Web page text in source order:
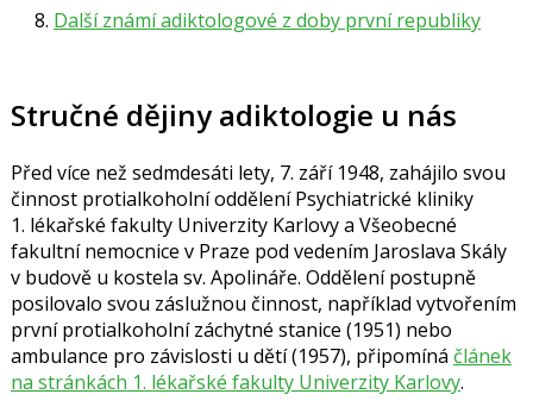
Další známí adiktologové z doby první republiky
Stručné dějiny adiktologie u nás
Před více než sedmdesáti lety, 7. září 1948, zahájilo svou
činnost protialkoholní oddělení Psychiatrické kliniky
1. lékařské fakulty Univerzity Karlovy a Všeobecné
fakultní nemocnice v Praze pod vedením Jaroslava Skály
v budově u kostela sv. Apolináře. Oddělení postupně
posilovalo svou záslužnou činnost, například vytvořením
první protialkoholní záchytné stanice (1951) nebo
ambulance pro závislosti u dětí (1957), připomíná článek
na stránkách 1. lékařské fakulty Univerzity Karlovy.